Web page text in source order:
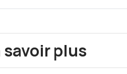
savoir plus